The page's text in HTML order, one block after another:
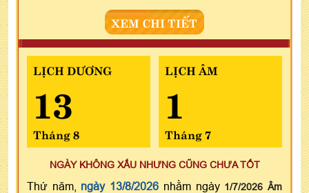
XEM CHI TIẾT
LỊCH DƯƠNG
13
Tháng 8
LỊCH ÂM
1
Tháng 7
NGÀY KHÔNG XẤU NHƯNG CŨNG CHƯA TỐT
Thứ năm, ngày 13/8/2026 nhằm ngày 1/7/2026 Âm